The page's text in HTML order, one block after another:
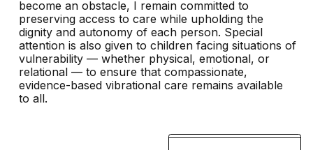
become an obstacle, I remain committed to
preserving access to care while upholding the
dignity and autonomy of each person. Special
attention is also given to children facing situations of
vulnerability — whether physical, emotional, or
relational — to ensure that compassionate,
evidence-based vibrational care remains available
to all.